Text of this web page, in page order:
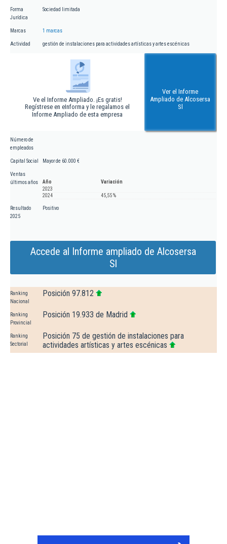
Forma
Jurídica
Sociedad limitada
Marcas 1 marcas
Actividad gestión de instalaciones para actividades artísticas y artes escénicas
Ve el Informe Ampliado. ¡Es gratis!
Regístrese en eInforma y le regalamos el
Informe Ampliado de esta empresa
Ver el Informe
Ampliado de Alcosersa
Sl
Número de
empleados
Capital Social Mayor de 60.000 €
Ventas
últimos años
Año
Variación
2023
2024
45,55 %
Resultado
2025
Positivo
Accede al Informe ampliado de Alcosersa
Sl
Ranking
Nacional
Posición 97.812
Ranking
Provincial
Posición 19.933 de Madrid
Ranking
Sectorial
Posición 75 de gestión de instalaciones para
actividades artísticas y artes escénicas